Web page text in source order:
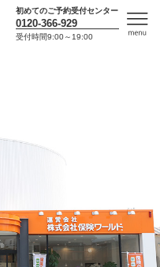
初めてのご予約受付センター
0120-366-929
受付時間9:00～19:00